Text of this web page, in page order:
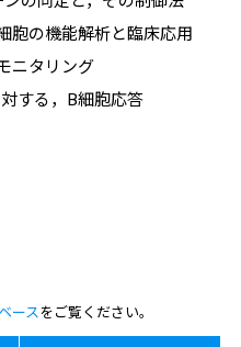
胞の機能解析と臨床応用
ニタリング
する，B細胞応答
ースをご覧ください。